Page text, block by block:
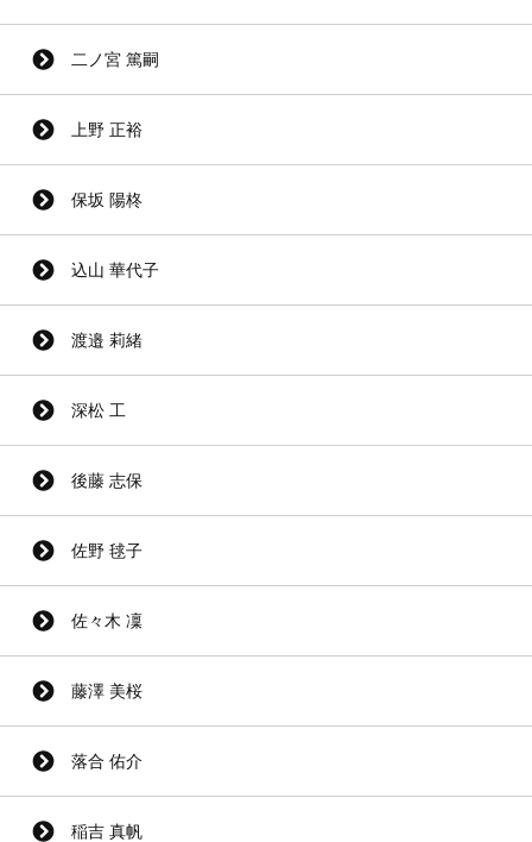
二ノ宮 篤嗣
上野 正裕
保坂 陽柊
込山 華代子
渡邉 莉緒
深松 工
後藤 志保
佐野 毬子
佐々木 凜
藤澤 美桜
落合 佑介
稲吉 真帆